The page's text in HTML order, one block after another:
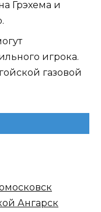
Грэхема и
игрока.
газовой
Ангарск